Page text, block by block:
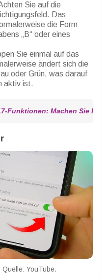
Sie auf die
Das
die Form
„B“ oder eines
Sie einmal auf das
ändert sich die
oder Grün, was darauf
aktiv ist.
Funktionen: Machen Sie Ihr
YouTube.